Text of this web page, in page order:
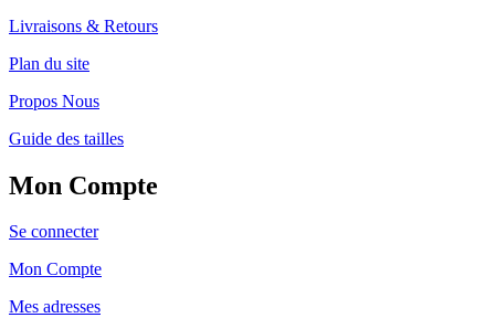
Livraisons & Retours
Plan du site
Propos Nous
Guide des tailles
Mon Compte
Se connecter
Mon Compte
Mes adresses